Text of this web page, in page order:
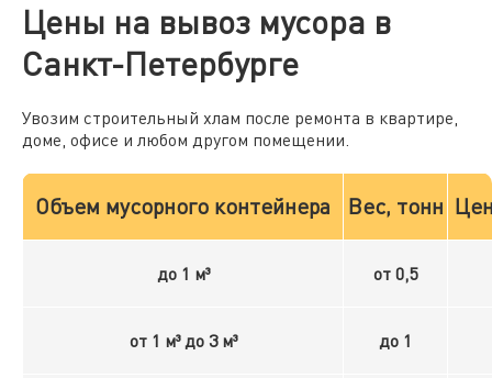
Цены на вывоз мусора в
Санкт-Петербурге
Увозим строительный хлам после ремонта в квартире,
доме, офисе и любом другом помещении.
Объем мусорного контейнера Вес, тонн
до 1 м³ от 0,5
от 1 м³ до 3 м³ до 1